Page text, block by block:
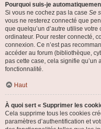
Pourquoi suis-je
Si vous ne cochez pas la case Se
vous ne resterez connecté que
que quelqu’un d’autre utilise
ordinateur. Pour rester connecté,
connexion. Ce n’est pas
accéder au forum (bibliothèque,
pas cette case, cela signifie qu’un
fonctionnalité.
Haut
À quoi sert « Supprimer les
Cela supprime tous les cookies
paramètres d’authentification et